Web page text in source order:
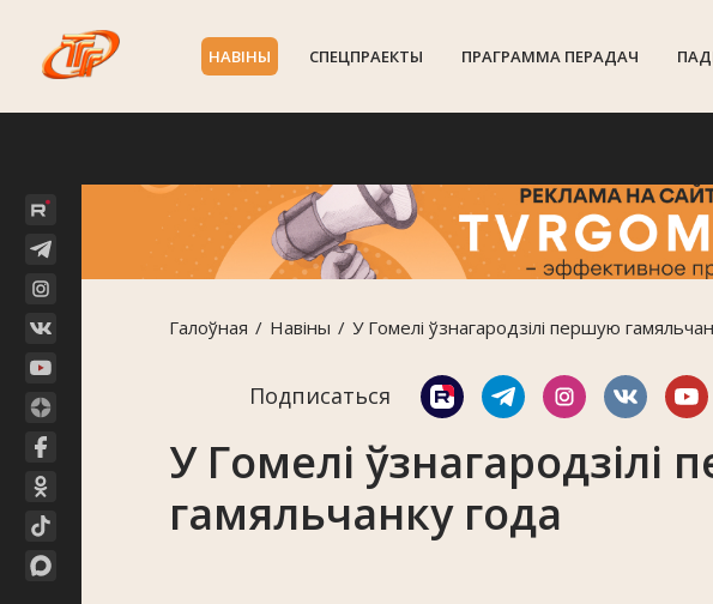
НАВIНЫ СПЕЦПРАЕКТЫ ПРАГРАММА ПЕРАДАЧ
Галоўная Навiны У Гомелі ўзнагародзілі першую
Подписаться
У Гомелі ўзнагародзілі
гамяльчанку года